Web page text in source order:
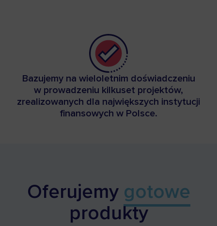
Bazujemy na wieloletnim doświadczeniu
w prowadzeniu kilkuset projektów,
zrealizowanych dla największych instytucji
finansowych w Polsce.
Oferujemy gotowe
produkty​